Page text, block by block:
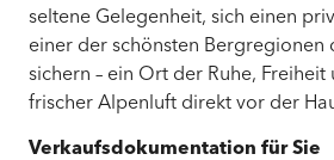
seltene Gelegenheit, sich einen
einer der schönsten Bergregionen
sichern – ein Ort der Ruhe,
frischer Alpenluft direkt vor der
Verkaufsdokumentation für Sie